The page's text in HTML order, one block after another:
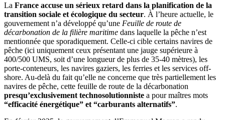
La France accuse un sérieux retard dans la planification de la
transition sociale et écologique du secteur. À l’heure actuelle, le
gouvernement n’a développé qu’une Feuille de route de
décarbonation de la filière maritime dans laquelle la pêche n’est
mentionnée que sporadiquement. Celle-ci cible certains navires de
pêche (ici uniquement ceux présentant une jauge supérieure à
400/500 UMS, soit d’une longueur de plus de 35-40 mètres), les
porte-conteneurs, les navires gaziers, les ferries et les services off-
shore. Au-delà du fait qu’elle ne concerne que très partiellement les
navires de pêche, cette feuille de route de la décarbonation
presqu’exclusivement technosolutionniste a pour maîtres mots
“efficacité énergétique” et “carburants alternatifs”.